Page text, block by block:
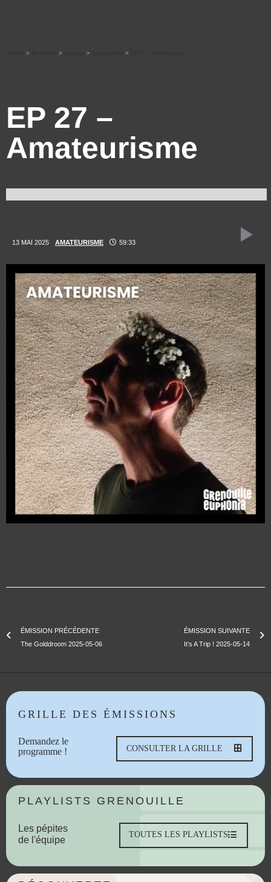
> > > >
EP 27 –
Amateurisme
13 MAI 2025 AMATEURISME 59:33
ÉMISSION PRÉCÉDENTE
The Golddroom 2025-05-06
ÉMISSION SUIVANTE
It’s A Trip ! 2025-05-14
GRILLE DES ÉMISSIONS
Demandez le
programme !
CONSULTER LA GRILLE
PLAYLISTS GRENOUILLE
Les pépites
de l'équipe
TOUTES LES PLAYLISTS